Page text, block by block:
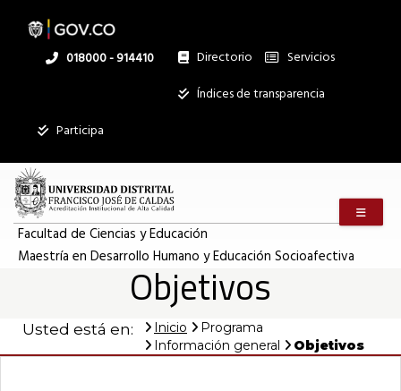
contenido
Linea
018000 - 914410 Directorio
Institucional
Servicios
Índices de transparencia
Participa
Facultad de Ciencias y Educación
Maestría en Desarrollo Humano y Educación Socioafectiva
Objetivos
Usted está en: Inicio
Programa
Información general
Objetivos